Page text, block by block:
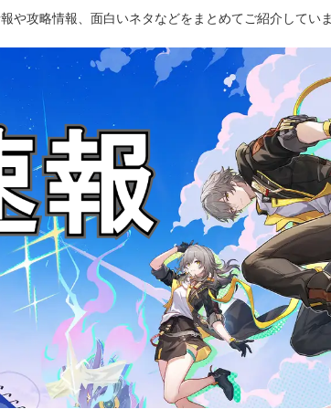
攻略情報、面白いネタなどをまとめてご紹介していま